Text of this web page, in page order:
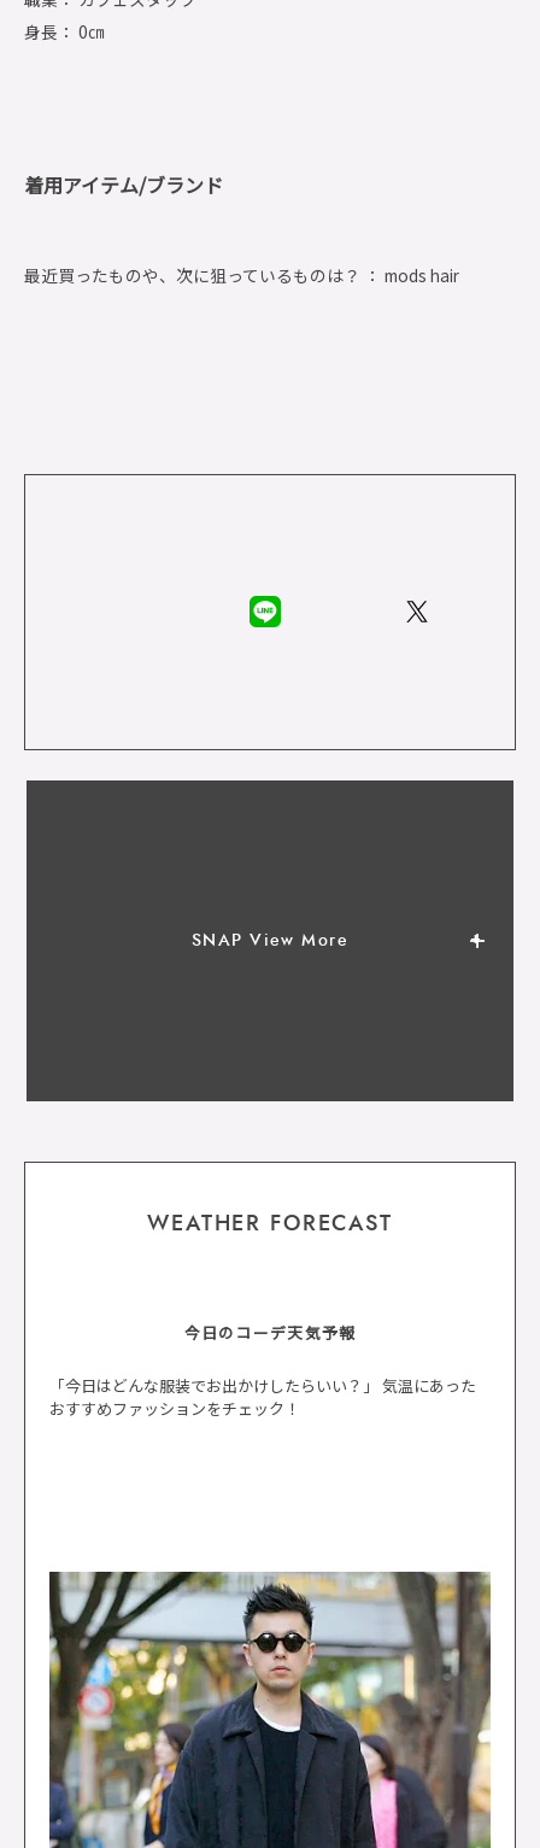
身長： 0㎝
着用アイテム/ブランド
最近買ったものや、次に狙っているものは？ ： mods hair
SNAP View More
WEATHER FORECAST
今日のコーデ天気予報
「今日はどんな服装でお出かけしたらいい？」 気温にあった
おすすめファッションをチェック！